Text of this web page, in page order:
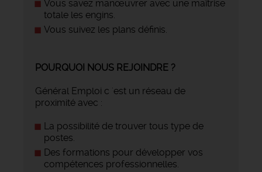
Vous savez manœuvrer avec une maîtrise
totale les engins.
Vous suivez les plans définis.
POURQUOI NOUS REJOINDRE ?
Général Emploi c 'est un réseau de
proximité avec :
La possibilité de trouver tous type de
postes.
Des formations pour développer vos
compétences professionnelles.